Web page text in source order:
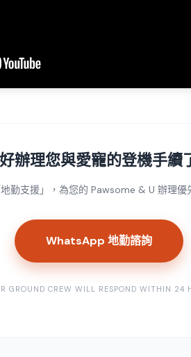
辦理您與愛寵的登機手續
勤支援」，為您的 Pawsome & U 辦理優
WhatsApp 地勤諮詢
GROUND CREW WILL RESPOND WITHIN 24